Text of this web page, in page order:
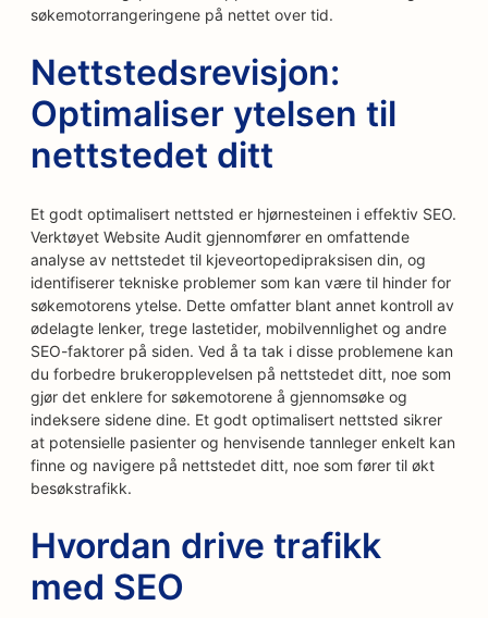
søkemotorrangeringene på nettet over tid.
Nettstedsrevisjon:
Optimaliser ytelsen til
nettstedet ditt
Et godt optimalisert nettsted er hjørnesteinen i effektiv SEO.
Verktøyet Website Audit gjennomfører en omfattende
analyse av nettstedet til kjeveortopedipraksisen din, og
identifiserer tekniske problemer som kan være til hinder for
søkemotorens ytelse. Dette omfatter blant annet kontroll av
ødelagte lenker, trege lastetider, mobilvennlighet og andre
SEO-faktorer på siden. Ved å ta tak i disse problemene kan
du forbedre brukeropplevelsen på nettstedet ditt, noe som
gjør det enklere for søkemotorene å gjennomsøke og
indeksere sidene dine. Et godt optimalisert nettsted sikrer
at potensielle pasienter og henvisende tannleger enkelt kan
finne og navigere på nettstedet ditt, noe som fører til økt
besøkstrafikk.
Hvordan drive trafikk
med SEO